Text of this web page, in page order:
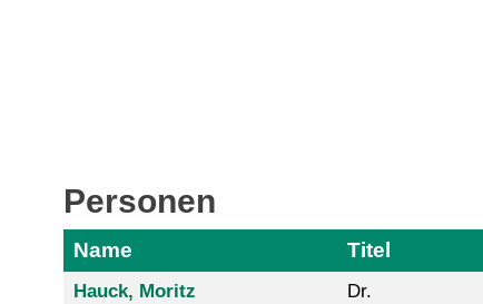
Personen
Name Titel
Hauck, Moritz Dr.